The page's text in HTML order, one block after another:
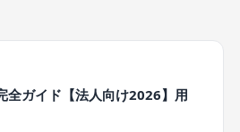
全ガイド【法人向け2026】用